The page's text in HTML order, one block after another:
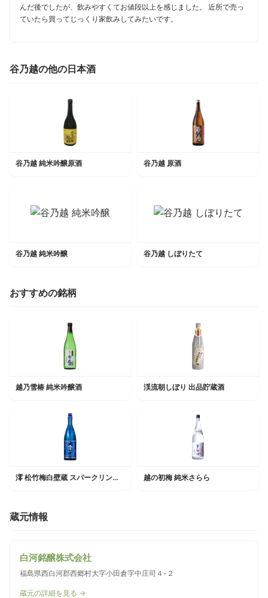
んだ後でしたが、飲みやすくてお値段以上を感じました。 近所で売っ
ていたら買ってじっくり家飲みしてみたいです。
谷乃越の他の日本酒
谷乃越 純米吟醸原酒 谷乃越 原酒
谷乃越 純米吟醸 谷乃越 しぼりたて
おすすめの銘柄
越乃雪椿 純米吟醸酒 渓流朝しぼり 出品貯蔵酒
澪 松竹梅白壁蔵 スパークリング清酒 越の初梅 純米さらら
蔵元情報
白河銘醸株式会社
福島県西白河郡西郷村大字小田倉字中庄司４-２
蔵元の詳細を見る →